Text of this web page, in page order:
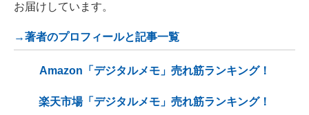
お届けしています。
→著者のプロフィールと記事一覧
Amazon「デジタルメモ」売れ筋ランキング！
楽天市場「デジタルメモ」売れ筋ランキング！